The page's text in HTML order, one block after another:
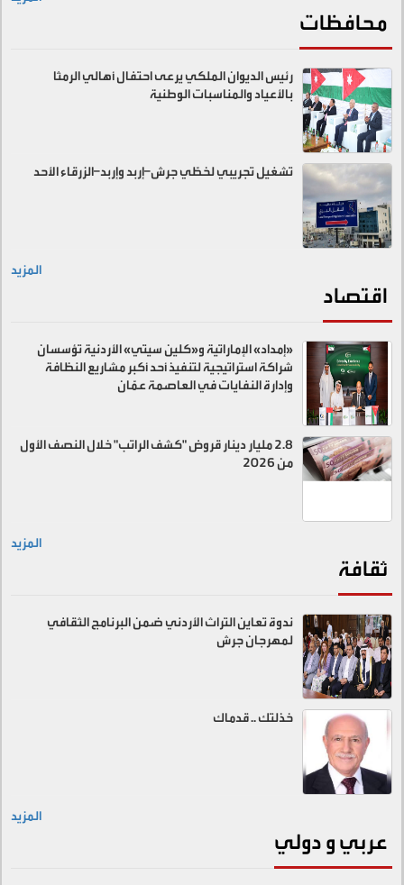
محافظات
رئيس الديوان الملكي يرعى احتفال أهالي الرمثا
بالأعياد والمناسبات الوطنية
تشغيل تجريبي لخطّي جرش–إربد وإربد–الزرقاء الأحد
المزيد
اقتصاد
«إمداد» الإماراتية و«كلين سيتي» الأردنية تؤسسان
شراكة استراتيجية لتنفيذ أحد أكبر مشاريع النظافة
وإدارة النفايات في العاصمة عمّان
2.8 مليار دينار قروض "كشف الراتب" خلال النصف الأول
من 2026
المزيد
ثقافة
ندوة تعاين التراث الأردني ضمن البرنامج الثقافي
لمهرجان جرش
خذلتك .. قدماك
المزيد
عربي و دولي